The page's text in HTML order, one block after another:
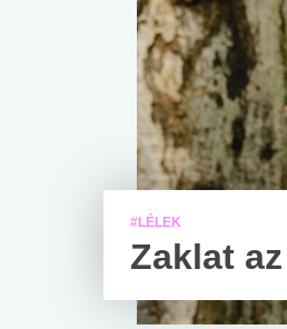
#LÉLEK
Zaklat